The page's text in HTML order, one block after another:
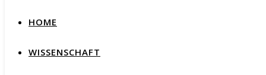
HOME
WISSENSCHAFT